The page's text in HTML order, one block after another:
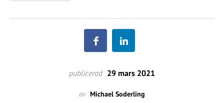
publicerad 29 mars 2021
av Michael Soderling